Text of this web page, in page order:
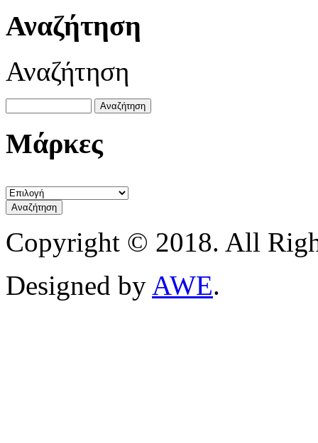
Αναζήτηση
Αναζήτηση
Μάρκες
Copyright © 2018. All
Designed by AWE.